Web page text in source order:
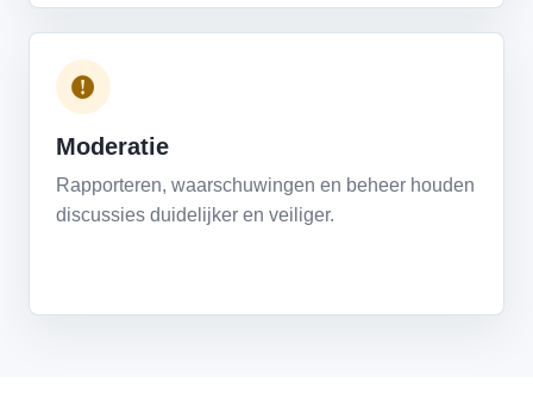
Moderatie
Rapporteren, waarschuwingen en beheer houden
discussies duidelijker en veiliger.